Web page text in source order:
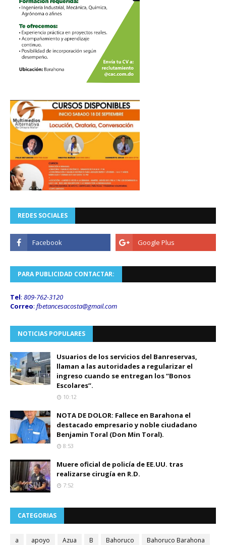
REDES SOCIALES
PARA PUBLICIDAD CONTACTAR:
Tel: 809-762-3120
Correo: fbetancesacosta@gmail.com
NOTICIAS POPULARES
Usuarios de los servicios del Banreservas,
llaman a las autoridades a regularizar el
ingreso cuando se entregan los “Bonos
Escolares”.
10:12
NOTA DE DOLOR: Fallece en Barahona el
destacado empresario y noble ciudadano
Benjamin Toral (Don Min Toral).
8:53
Muere oficial de policía de EE.UU. tras
realizarse cirugía en R.D.
7:52
CATEGORIAS
a apoyo Azua B Bahoruco
Bahoruco Barahona